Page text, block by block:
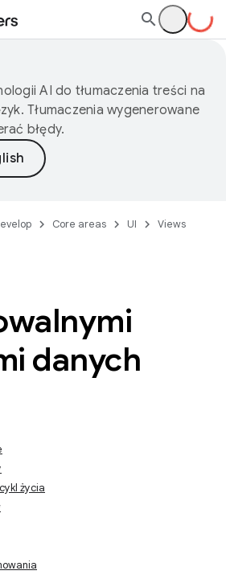
AI do tłumaczenia treści na
Tłumaczenia wygenerowane
błędy.
Core areas UI
Views
danych
życia